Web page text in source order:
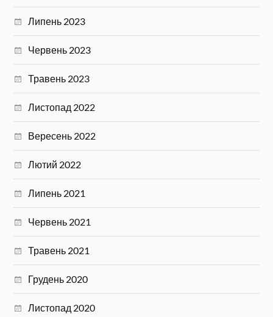
Липень 2023
Червень 2023
Травень 2023
Листопад 2022
Вересень 2022
Лютий 2022
Липень 2021
Червень 2021
Травень 2021
Грудень 2020
Листопад 2020